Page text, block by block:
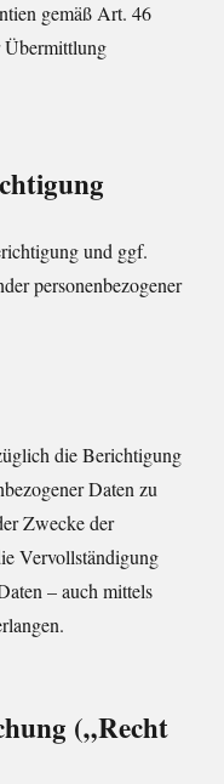
gemäß Art. 46
Übermittlung
und ggf.
personenbezogener
die Berichtigung
Daten zu
Zwecke der
Vervollständigung
– auch mittels
(„Recht